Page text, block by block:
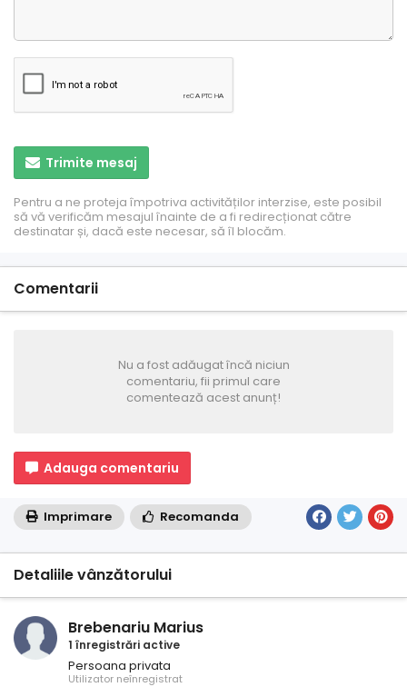
Trimite mesaj
Pentru a ne proteja împotriva activităților interzise, ​​este posibil
să vă verificăm mesajul înainte de a fi redirecționat către
destinatar și, dacă este necesar, să îl blocăm.
Comentarii
Nu a fost adăugat încă niciun
comentariu, fii primul care
comentează acest anunț!
Adauga comentariu
Imprimare Recomanda
Detaliile vânzătorului
Brebenariu Marius
1 înregistrări active
Persoana privata
Utilizator neînregistrat